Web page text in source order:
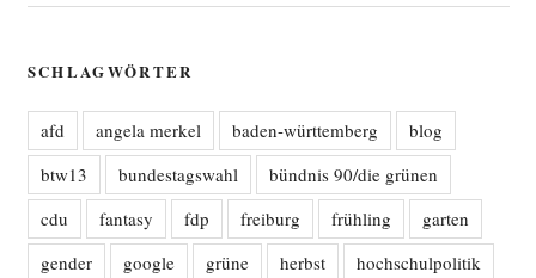
SCHLAGWÖRTER
afd angela merkel baden-württemberg
blog
btw13
bundestagswahl
bündnis 90/die grünen
cdu
fantasy fdp freiburg frühling
garten
gender
google grüne herbst hochschulpolitik